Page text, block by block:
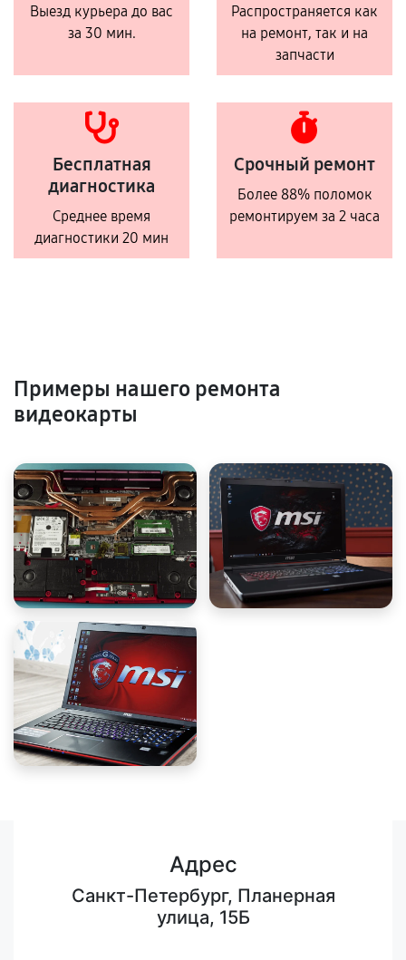
Выезд курьера до вас
за 30 мин.
Распространяется как
на ремонт, так и на
запчасти
Бесплатная
диагностика
Среднее время
диагностики 20 мин
Срочный ремонт
Более 88% поломок
ремонтируем за 2 часа
Примеры нашего ремонта
видеокарты
Адрес
Санкт-Петербург, Планерная
улица, 15Б